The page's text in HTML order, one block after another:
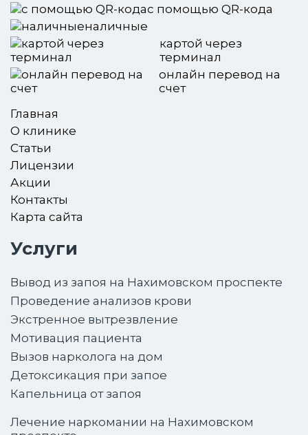
с помощью QR-кода
наличные
картой через
терминал
онлайн перевод на
счет
Главная
О клинике
Статьи
Лицензии
Акции
Контакты
Карта сайта
Услуги
Вывод из запоя на Нахимовском проспекте
Проведение анализов крови
Экстренное вытрезвление
Мотивация пациента
Вызов нарколога на дом
Детоксикация при запое
Капельница от запоя
Лечение наркомании на Нахимовском